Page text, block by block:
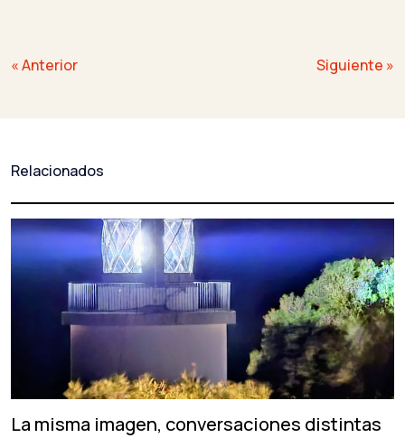
Navegación
« Anterior Siguiente »
Relacionados
La misma imagen, conversaciones distintas